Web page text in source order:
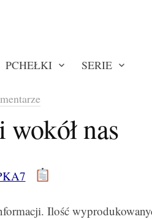
PCHEŁKI SERIE
wokół nas
Ilość